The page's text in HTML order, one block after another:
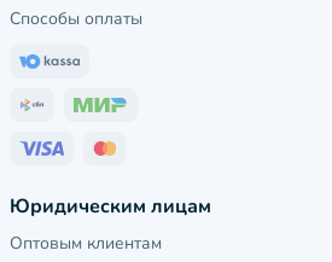
Способы оплаты
Юридическим лицам
Оптовым клиентам